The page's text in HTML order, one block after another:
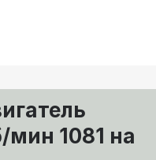
мин 1081 на